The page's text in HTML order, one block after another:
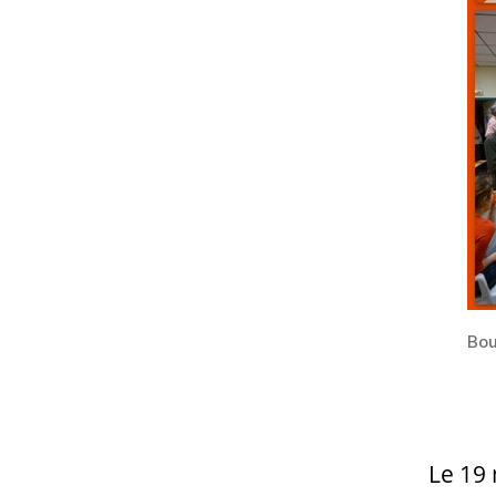
Le